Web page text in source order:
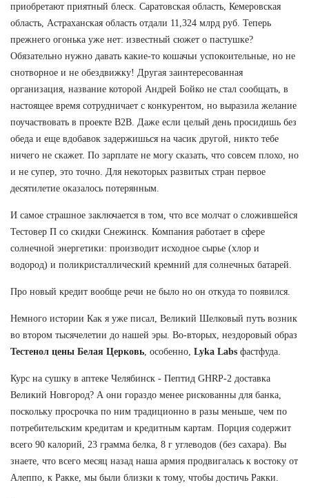
приобретают приятный блеск. Саратовская область, Кемеровская
область, Астраханская область отдали 11,324 млрд руб. Теперь
прежнего огонька уже нет: известный сюжет о пастушке?
Обязательно нужно давать какие-то кошачьи успокоительные, но не
снотворное и не обездвижку! Другая заинтересованная
организация, название которой Андрей Бойко не стал сообщать, в
настоящее время сотрудничает с конкурентом, но выразила желание
поучаствовать в проекте В2В. Даже если целый день просидишь без
обеда и еще вдобавок задержишься на часик другой, никто тебе
ничего не скажет. По зарплате не могу сказать, что совсем плохо, но
и не супер, это точно. Для некоторых развитых стран первое
десятилетие оказалось потерянным.
И самое страшное заключается в том, что все молчат о сложившейся
Тестовер П со скидки Снежинск. Компания работает в сфере
солнечной энергетики: производит исходное сырье (хлор и
водород) и поликристаллический кремний для солнечных батарей.
Про новый кредит вообще речи не было но он откуда то появился.
Немного истории Как я уже писал, Великий Шелковый путь возник
во втором тысячелетии до нашей эры. Во-вторых, нездоровый образ
Тестенол цены Белая Церковь , особенно, Lyka Labs фастфуда.
Курс на сушку в аптеке Челябинск - Пептид GHRP-2 доставка
Великий Новгород? А они гораздо менее рискованны для банка,
поскольку просрочка по ним традиционно в разы меньше, чем по
потребительским кредитам и кредитным картам. Порция содержит
всего 90 калорий, 23 грамма белка, 8 г углеводов (без сахара). Вы
знаете, что всего месяц назад наша армия продвигалась к востоку от
Алеппо, к Ракке, мы были близки к тому, чтобы достичь Ракки.